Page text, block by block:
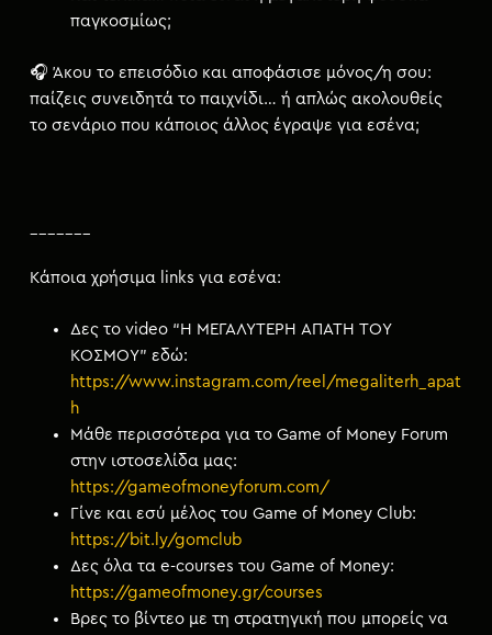
παγκοσμίως;
🎧 Άκου το επεισόδιο και αποφάσισε μόνος/η σου:
παίζεις συνειδητά το παιχνίδι… ή απλώς ακολουθείς
το σενάριο που κάποιος άλλος έγραψε για εσένα;
Κάποια χρήσιμα links για εσένα:
Δες το video “Η ΜΕΓΑΛΥΤΕΡΗ ΑΠΑΤΗ ΤΟΥ
ΚΟΣΜΟΥ” εδώ:
https://www.instagram.com/reel/megaliterh_apat
h
Μάθε περισσότερα για το Game of Money Forum
στην ιστοσελίδα μας:
https://gameofmoneyforum.com/
Γίνε και εσύ μέλος του Game of Money Club:
https://bit.ly/gomclub
Δες όλα τα e-courses του Game of Money:
https://gameofmoney.gr/courses
Βρες το βίντεο με τη στρατηγική που μπορείς να